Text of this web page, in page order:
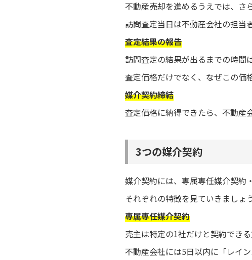
不動産売却を進めるうえでは、さ
訪問査定当日は不動産会社の担当
査定結果の報告
訪問査定の結果が出るまでの時間
査定価格だけでなく、なぜこの価
媒介契約締結
査定価格に納得できたら、不動産
3つの媒介契約
媒介契約には、専属専任媒介契約
それぞれの特徴を見ていきましょう
専属専任媒介契約
売主は特定の1社だけと契約でき
不動産会社には5日以内に「レイ